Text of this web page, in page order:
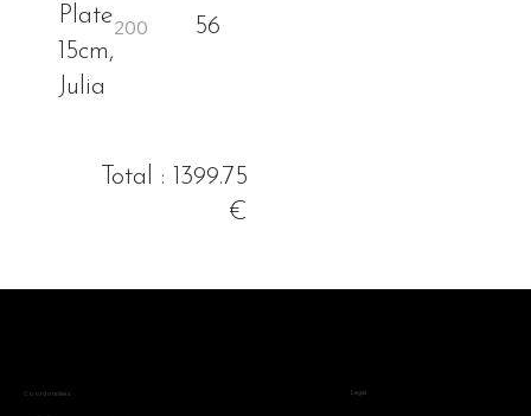
Plate
15cm,
Julia
56
Total : 1399.75
€
Coordonnées Legal